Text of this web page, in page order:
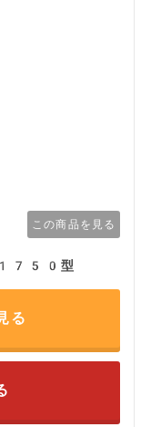
この商品を見る
型
る